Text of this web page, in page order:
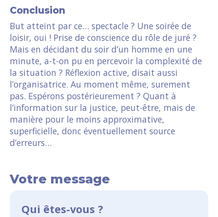
Conclusion
But atteint par ce… spectacle ? Une soirée de
loisir, oui ! Prise de conscience du rôle de juré ?
Mais en décidant du soir d’un homme en une
minute, a-t-on pu en percevoir la complexité de
la situation ? Réflexion active, disait aussi
l’organisatrice. Au moment même, surement
pas. Espérons postérieurement ? Quant à
l’information sur la justice, peut-être, mais de
manière pour le moins approximative,
superficielle, donc éventuellement source
d’erreurs…
Votre message
Qui êtes-vous ?